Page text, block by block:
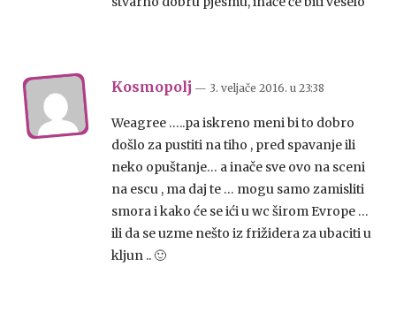
Kosmopolj — 3. veljače 2016. u 23:38
Weagree …..pa iskreno meni bi to dobro
došlo za pustiti na tiho , pred spavanje ili
neko opuštanje… a inače sve ovo na sceni
na escu , ma daj te … mogu samo zamisliti
smora i kako će se ići u wc širom Evrope …
ili da se uzme nešto iz frižidera za ubaciti u
kljun .. 🙂